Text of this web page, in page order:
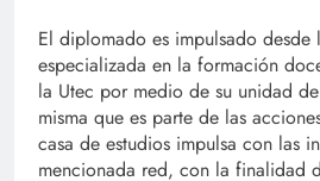
El diplomado es impulsado desde
especializada en la formación
la Utec por medio de su unidad
misma que es parte de las
casa de estudios impulsa con las
mencionada red, con la finalidad